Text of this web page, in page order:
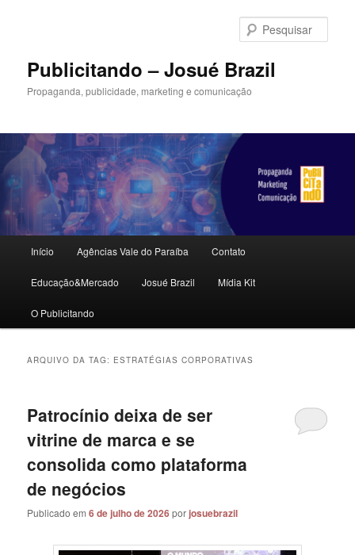
principal
secundárioPublicitando – Josué Brazil
Propaganda, publicidade, marketing e comunicação
principal
Início Agências Vale do Paraíba Contato
Educação&Mercado Josué Brazil Mídia Kit
O Publicitando
ARQUIVO DA TAG: ESTRATÉGIAS CORPORATIVAS
Patrocínio deixa de ser
vitrine de marca e se
consolida como plataforma
de negócios
Publicado em6 de julho de 2026porjosuebrazil